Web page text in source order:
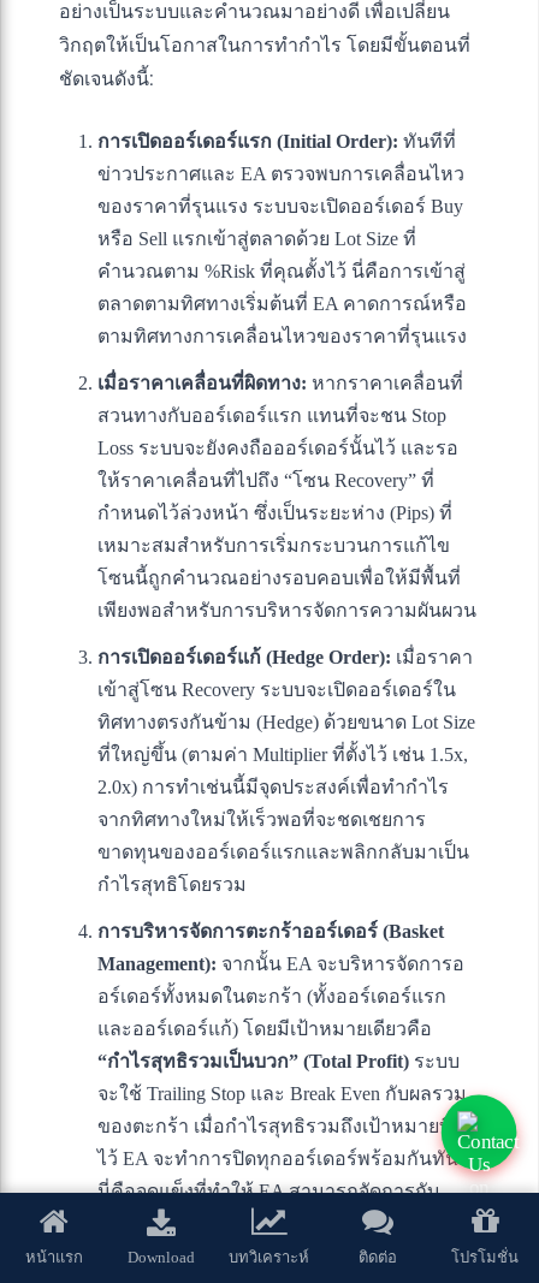
อย่างเป็นระบบและคำนวณมาอย่างดี เพื่อเปลี่ยน
วิกฤตให้เป็นโอกาสในการทำกำไร โดยมีขั้นตอนที่
ชัดเจนดังนี้:
การเปิดออร์เดอร์แรก (Initial Order): ทันทีที่
ข่าวประกาศและ EA ตรวจพบการเคลื่อนไหว
ของราคาที่รุนแรง ระบบจะเปิดออร์เดอร์ Buy
หรือ Sell แรกเข้าสู่ตลาดด้วย Lot Size ที่
คำนวณตาม %Risk ที่คุณตั้งไว้ นี่คือการเข้าสู่
ตลาดตามทิศทางเริ่มต้นที่ EA คาดการณ์หรือ
ตามทิศทางการเคลื่อนไหวของราคาที่รุนแรง
เมื่อราคาเคลื่อนที่ผิดทาง: หากราคาเคลื่อนที่
สวนทางกับออร์เดอร์แรก แทนที่จะชน Stop
Loss ระบบจะยังคงถือออร์เดอร์นั้นไว้ และรอ
ให้ราคาเคลื่อนที่ไปถึง “โซน Recovery” ที่
กำหนดไว้ล่วงหน้า ซึ่งเป็นระยะห่าง (Pips) ที่
เหมาะสมสำหรับการเริ่มกระบวนการแก้ไข
โซนนี้ถูกคำนวณอย่างรอบคอบเพื่อให้มีพื้นที่
เพียงพอสำหรับการบริหารจัดการความผันผวน
การเปิดออร์เดอร์แก้ (Hedge Order): เมื่อราคา
เข้าสู่โซน Recovery ระบบจะเปิดออร์เดอร์ใน
ทิศทางตรงกันข้าม (Hedge) ด้วยขนาด Lot Size
ที่ใหญ่ขึ้น (ตามค่า Multiplier ที่ตั้งไว้ เช่น 1.5x,
2.0x) การทำเช่นนี้มีจุดประสงค์เพื่อทำกำไร
จากทิศทางใหม่ให้เร็วพอที่จะชดเชยการ
ขาดทุนของออร์เดอร์แรกและพลิกกลับมาเป็น
กำไรสุทธิโดยรวม
การบริหารจัดการตะกร้าออร์เดอร์ (Basket
Management): จากนั้น EA จะบริหารจัดการอ
อร์เดอร์ทั้งหมดในตะกร้า (ทั้งออร์เดอร์แรก
และออร์เดอร์แก้) โดยมีเป้าหมายเดียวคือ
“กำไรสุทธิรวมเป็นบวก” (Total Profit) ระบบ
จะใช้ Trailing Stop และ Break Even กับผลรวม
ของตะกร้า เมื่อกำไรสุทธิรวมถึงเป้าหมายที่ตั้ง
ไว้ EA จะทำการปิดทุกออร์เดอร์พร้อมกันทันที
นี่คือจุดแข็งที่ทำให้ EA สามารถจัดการกับ
สถานการณ์ที่ซับซ้อนได้อย่างมีประสิทธิภาพ
หน้าแรก Download บทวิเคราะห์ ติดต่อ โปรโมชั่น